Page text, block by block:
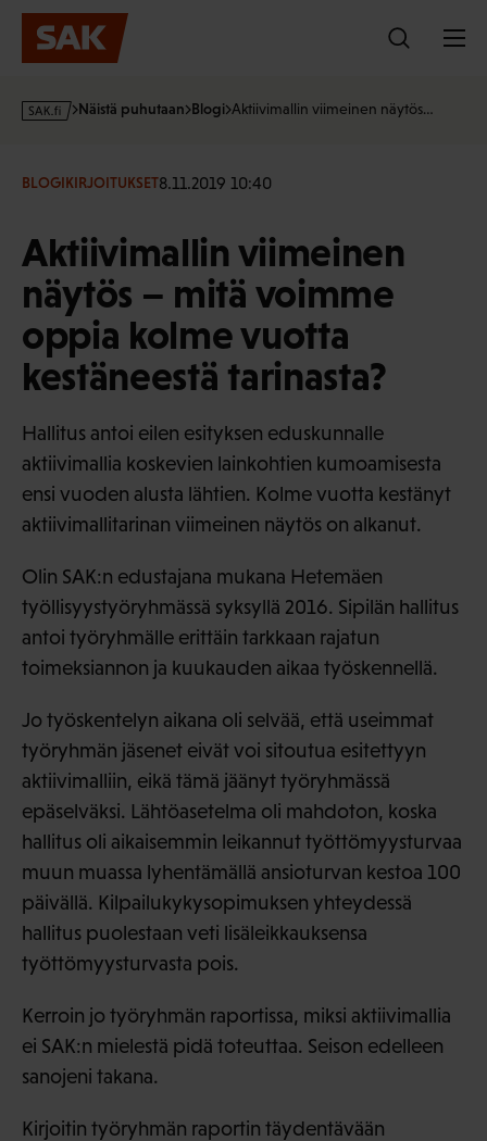
Hyppää
sisältöön
s
·
Näistä puhutaan Blogi Aktiivimallin viimeinen näytös…
BLOGIKIRJOITUKSET8.11.2019 10:40
Aktiivimallin viimeinen
näytös – mitä voimme
oppia kolme vuotta
kestäneestä tarinasta?
Hallitus antoi eilen esityksen eduskunnalle
aktiivimallia koskevien lainkohtien kumoamisesta
ensi vuoden alusta lähtien. Kolme vuotta kestänyt
aktiivimallitarinan viimeinen näytös on alkanut.
Olin SAK:n edustajana mukana Hetemäen
työllisyystyöryhmässä syksyllä 2016. Sipilän hallitus
antoi työryhmälle erittäin tarkkaan rajatun
toimeksiannon ja kuukauden aikaa työskennellä.
Jo työskentelyn aikana oli selvää, että useimmat
työryhmän jäsenet eivät voi sitoutua esitettyyn
aktiivimalliin, eikä tämä jäänyt työryhmässä
epäselväksi. Lähtöasetelma oli mahdoton, koska
hallitus oli aikaisemmin leikannut työttömyysturvaa
muun muassa lyhentämällä ansioturvan kestoa 100
päivällä. Kilpailukykysopimuksen yhteydessä
hallitus puolestaan veti lisäleikkauksensa
työttömyysturvasta pois.
Kerroin jo työryhmän raportissa, miksi aktiivimallia
ei SAK:n mielestä pidä toteuttaa. Seison edelleen
sanojeni takana.
Kirjoitin työryhmän raportin täydentävään